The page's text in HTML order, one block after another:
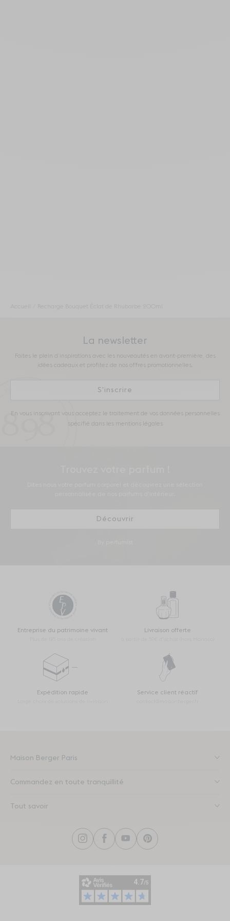
La newsletter
Faites le plein d’inspirations avec les nouveautés en avant-première, des
idées cadeaux et profitez de nos offres promotionnelles.
S'inscrire
En vous inscrivant vous acceptez le traitement de vos données personnelles
spécifié dans les mentions légales
Découvrir
Entreprise du patrimoine vivant Livraison offerte
Expédition rapide Service client réactif
Maison Berger Paris
Commandez en toute tranquillité
Tout savoir
InstagramFacebook
YouTubePinterest